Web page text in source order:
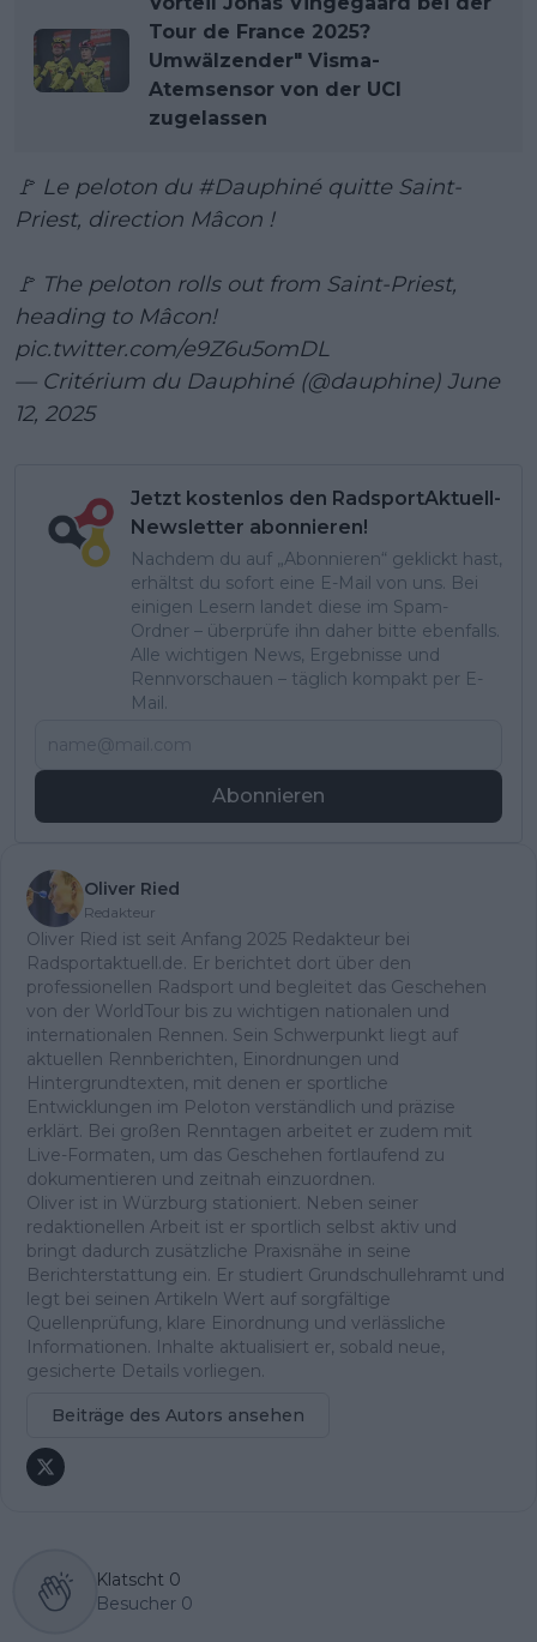
Tour de France 2025?
Umwälzender" Visma-
Atemsensor von der UCI
zugelassen
🚩 Le peloton du #Dauphiné quitte Saint-
Priest, direction Mâcon !
🚩 The peloton rolls out from Saint-Priest,
heading to Mâcon!
pic.twitter.com/e9Z6u5omDL
— Critérium du Dauphiné (@dauphine) June
12, 2025
Jetzt kostenlos den RadsportAktuell-
Newsletter abonnieren!
Nachdem du auf „Abonnieren“ geklickt hast,
erhältst du sofort eine E-Mail von uns. Bei
einigen Lesern landet diese im Spam-
Ordner – überprüfe ihn daher bitte ebenfalls.
Alle wichtigen News, Ergebnisse und
Rennvorschauen – täglich kompakt per E-
Mail.
Abonnieren
Oliver Ried
Redakteur
Oliver Ried ist seit Anfang 2025 Redakteur bei
Radsportaktuell.de. Er berichtet dort über den
professionellen Radsport und begleitet das Geschehen
von der WorldTour bis zu wichtigen nationalen und
internationalen Rennen. Sein Schwerpunkt liegt auf
aktuellen Rennberichten, Einordnungen und
Hintergrundtexten, mit denen er sportliche
Entwicklungen im Peloton verständlich und präzise
erklärt. Bei großen Renntagen arbeitet er zudem mit
Live-Formaten, um das Geschehen fortlaufend zu
dokumentieren und zeitnah einzuordnen.
Oliver ist in Würzburg stationiert. Neben seiner
redaktionellen Arbeit ist er sportlich selbst aktiv und
bringt dadurch zusätzliche Praxisnähe in seine
Berichterstattung ein. Er studiert Grundschullehramt und
legt bei seinen Artikeln Wert auf sorgfältige
Quellenprüfung, klare Einordnung und verlässliche
Informationen. Inhalte aktualisiert er, sobald neue,
gesicherte Details vorliegen.
Beiträge des Autors ansehen
Klatscht 0
Besucher 0